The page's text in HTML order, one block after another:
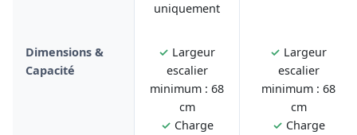
uniquement
Dimensions &
Capacité
✓ Largeur
escalier
minimum : 68
cm
✓ Charge
✓ Largeur
escalier
minimum : 68
cm
✓ Charge